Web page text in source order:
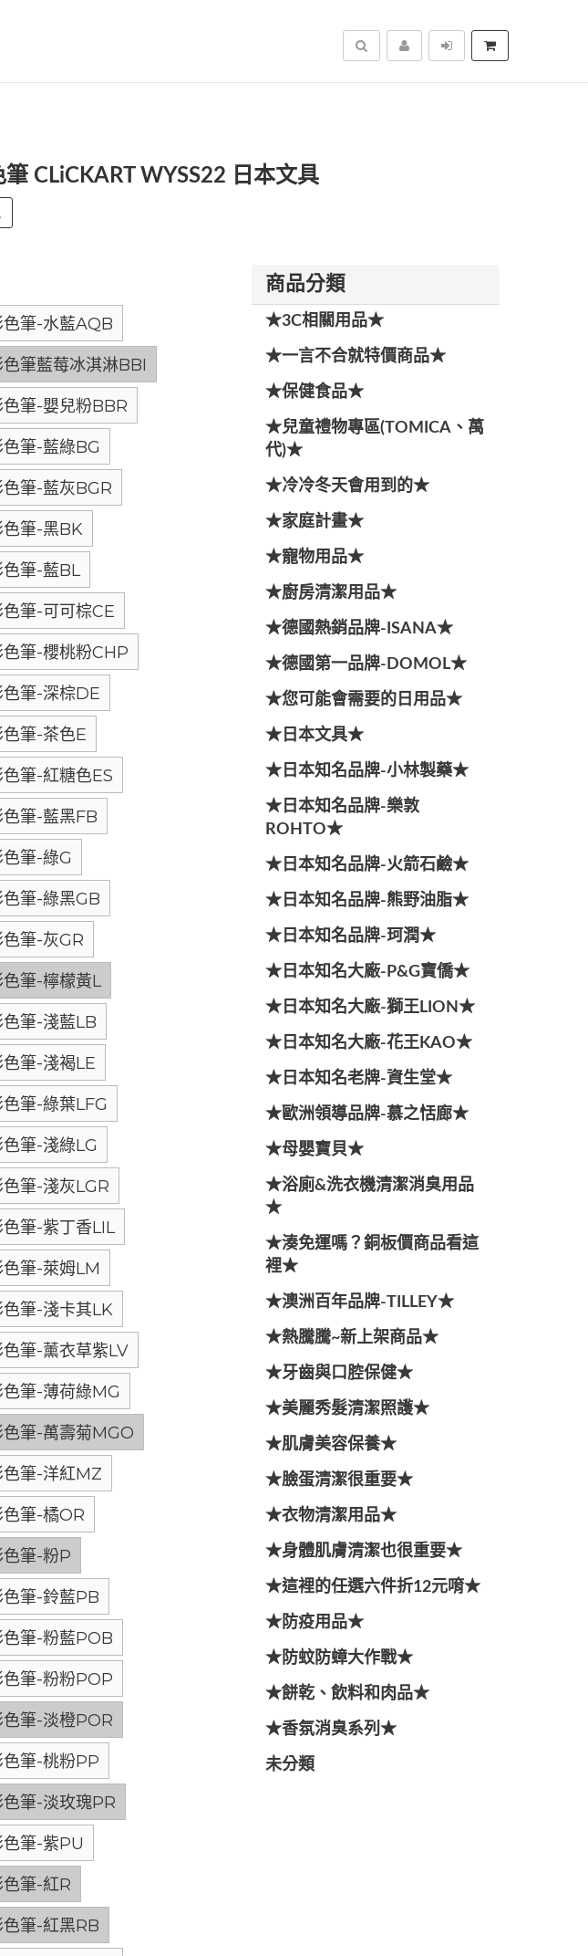
搜尋
CLiCKART WYSS22 日本文具
筆-水藍AQB
筆藍莓冰淇淋BBI
筆-嬰兒粉BBR
筆-藍綠BG
筆-藍灰BGR
色筆-黑BK
色筆-藍BL
筆-可可棕CE
筆-櫻桃粉CHP
筆-深棕DE
筆-茶色E
筆-紅糖色ES
筆-藍黑FB
筆-綠G
筆-綠黑GB
筆-灰GR
筆-檸檬黃L
筆-淺藍LB
筆-淺褐LE
筆-綠葉LFG
筆-淺綠LG
筆-淺灰LGR
筆-紫丁香LIL
筆-萊姆LM
筆-淺卡其LK
筆-薰衣草紫LV
筆-薄荷綠MG
筆-萬壽菊MGO
色筆-洋紅MZ
筆-橘OR
筆-粉P
筆-鈴藍PB
筆-粉藍POB
筆-粉粉POP
筆-淡橙POR
筆-桃粉PP
筆-淡玫瑰PR
筆-紫PU
筆-紅R
筆-紅黑RB
商品分類
★3C相關用品★
★一言不合就特價商品★
★保健食品★
★兒童禮物專區(TOMICA、萬
代)★
★冷冷冬天會用到的★
★家庭計畫★
★寵物用品★
★廚房清潔用品★
★德國熱銷品牌-ISANA★
★德國第一品牌-DOMOL★
★您可能會需要的日用品★
★日本文具★
★日本知名品牌-小林製藥★
★日本知名品牌-樂敦
ROHTO★
★日本知名品牌-火箭石鹼★
★日本知名品牌-熊野油脂★
★日本知名品牌-珂潤★
★日本知名大廠-P&G寶僑★
★日本知名大廠-獅王LION★
★日本知名大廠-花王KAO★
★日本知名老牌-資生堂★
★歐洲領導品牌-慕之恬廊★
★母嬰寶貝★
★浴廁&洗衣機清潔消臭用品
★
★湊免運嗎？銅板價商品看這
裡★
★澳洲百年品牌-TILLEY★
★熱騰騰~新上架商品★
★牙齒與口腔保健★
★美麗秀髮清潔照護★
★肌膚美容保養★
★臉蛋清潔很重要★
★衣物清潔用品★
★身體肌膚清潔也很重要★
★這裡的任選六件折12元唷★
★防疫用品★
★防蚊防蟑大作戰★
★餅乾、飲料和肉品★
★香氛消臭系列★
未分類